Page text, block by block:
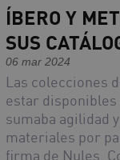
ÍBERO Y
SUS
06 mar 2024
Las colecciones
estar
sumaba agilidad
materiales por
firma de Nules.